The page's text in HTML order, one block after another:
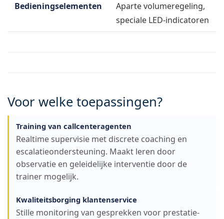
Bedieningselementen
Aparte volumeregeling,
speciale LED-indicatoren
Voor welke toepassingen?
Training van callcenteragenten
Realtime supervisie met discrete coaching en
escalatieondersteuning. Maakt leren door
observatie en geleidelijke interventie door de
trainer mogelijk.
Kwaliteitsborging klantenservice
Stille monitoring van gesprekken voor prestatie-